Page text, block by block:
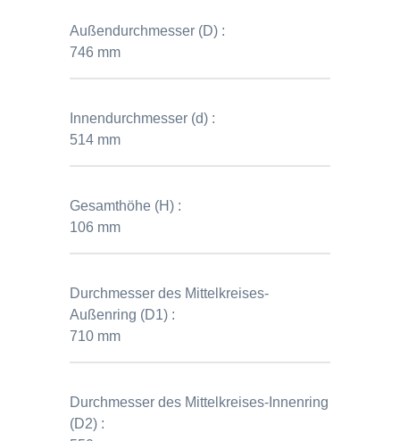
Außendurchmesser (D) :
746 mm
Innendurchmesser (d) :
514 mm
Gesamthöhe (H) :
106 mm
Durchmesser des Mittelkreises-
Außenring (D1) :
710 mm
Durchmesser des Mittelkreises-Innenring
(D2) :